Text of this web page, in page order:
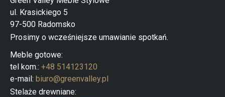
p
r
o
d
u
t
ó
w
ul. Krasickiego 5
97-500 Radomsko
Prosimy o wcześniejsze umawianie spotkań.
Meble gotowe:
tel kom.: +48 514123120
e-mail: biuro@greenvalley.pl
Stelaże drewniane: